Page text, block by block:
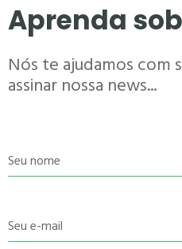
Aprenda
Nós te ajudamos com
assinar nossa news...
Seu nome
Seu e-mail